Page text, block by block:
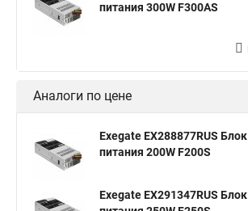
питания 300W F300AS
Аналоги по цене
Exegate EX288877RUS Блок
питания 200W F200S
Exegate EX291347RUS Блок